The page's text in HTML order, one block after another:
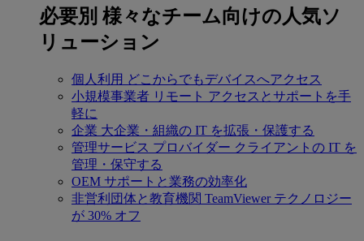
必要別 様々なチーム向けの人気ソ
リューション
個人利用 どこからでもデバイスへアクセス
小規模事業者 リモート アクセスとサポートを手
軽に
企業 大企業・組織の IT を拡張・保護する
管理サービス プロバイダー クライアントの IT を
管理・保守する
OEM サポートと業務の効率化
非営利団体と教育機関 TeamViewer テクノロジー
が 30% オフ